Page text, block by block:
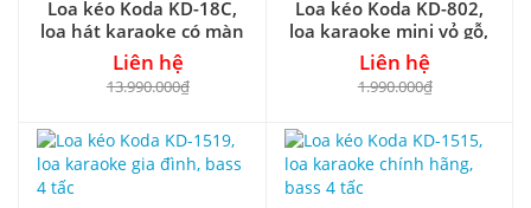
Loa kéo Koda KD-18C,
loa hát karaoke có màn
hình cảm ứng
Liên hệ
13.990.000₫
Loa kéo Koda KD-802,
loa karaoke mini vỏ gỗ,
bass 2 tấc
Liên hệ
1.990.000₫